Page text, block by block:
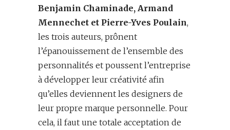
Benjamin Chaminade, Armand
Mennechet et Pierre-Yves Poulain,
les trois auteurs, prônent
l’épanouissement de l’ensemble des
personnalités et poussent l’entreprise
à développer leur créativité afin
qu’elles deviennent les designers de
leur propre marque personnelle. Pour
cela, il faut une totale acceptation de